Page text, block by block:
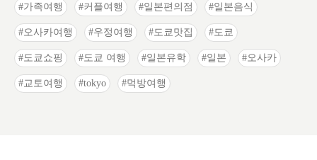
가족여행 커플여행 일본편의점 일본음식
오사카여행 우정여행 도쿄맛집 도쿄
도쿄쇼핑 도쿄 여행 일본유학 일본 오사카
교토여행 tokyo 먹방여행